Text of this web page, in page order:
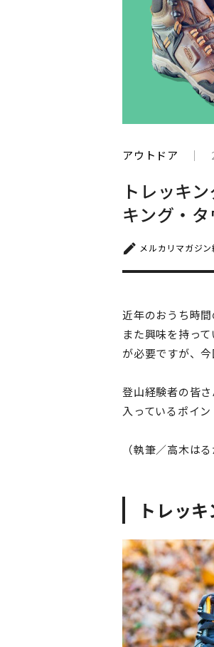
て
い
アウトドア
トレッキ
キング・
メルカリマガジ
近年のおうち時
また興味を持っ
が必要ですが、
登山経験者の皆
入っているポイ
（執筆／高木は
トレッ